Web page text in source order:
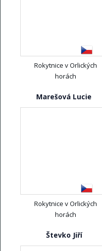
Rokytnice v Orlických
horách
Marešová Lucie
Rokytnice v Orlických
horách
Števko Jiří